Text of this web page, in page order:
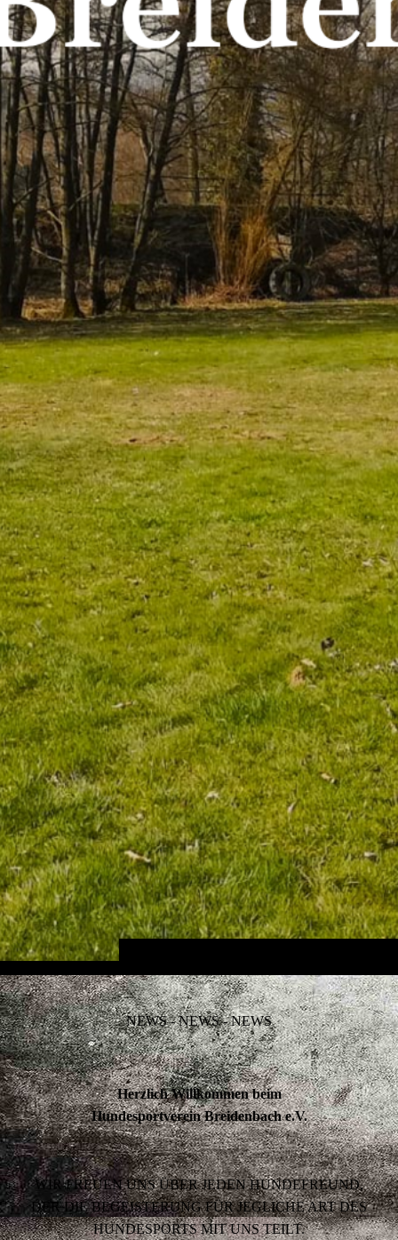
NEWS - NEWS - NEWS
Herzlich Willkommen beim
Hundesportverein Breidenbach e.V.
WIR FREUEN UNS ÜBER JEDEN HUNDEFREUND,
DER DIE BEGEISTERUNG FÜR JEGLICHE ART DES
HUNDESPORTS MIT UNS TEILT.